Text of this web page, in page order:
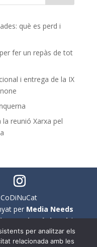
què es perd i
per fer un repàs de tot
i entrega de la IX
reunió Xarxa pel
per Media Needs
|Avís legal|
per analitzar els
relacionada amb les